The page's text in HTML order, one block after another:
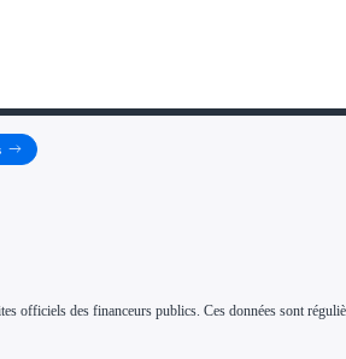
des financeurs publics. Ces données sont